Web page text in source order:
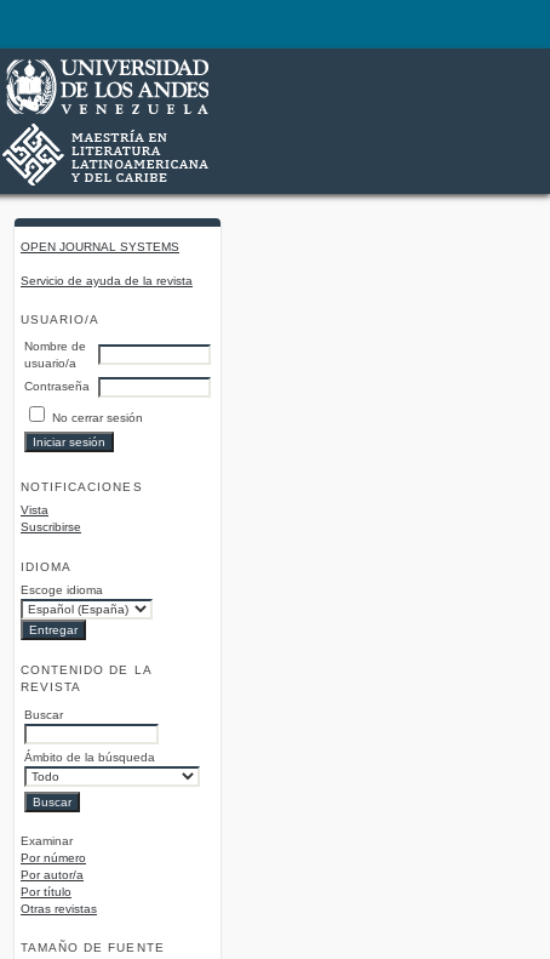
OPEN JOURNAL SYSTEMS
Servicio de ayuda de la revista
USUARIO/A
Nombre de
usuario/a
Contraseña
No cerrar sesión
NOTIFICACIONES
Vista
Suscribirse
IDIOMA
Escoge idioma
CONTENIDO DE LA
REVISTA
Buscar
Ámbito de la búsqueda
Examinar
Por número
Por autor/a
Por título
Otras revistas
TAMAÑO DE FUENTE